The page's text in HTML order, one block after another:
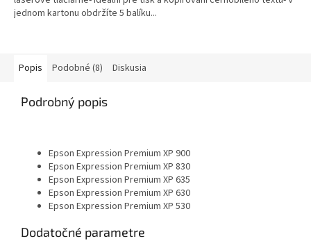
jednom kartonu obdržíte 5 balíku...
Popis Podobné (8) Diskusia
Podrobný popis
Epson Expression Premium XP 900
Epson Expression Premium XP 830
Epson Expression Premium XP 635
Epson Expression Premium XP 630
Epson Expression Premium XP 530
Dodatočné parametre